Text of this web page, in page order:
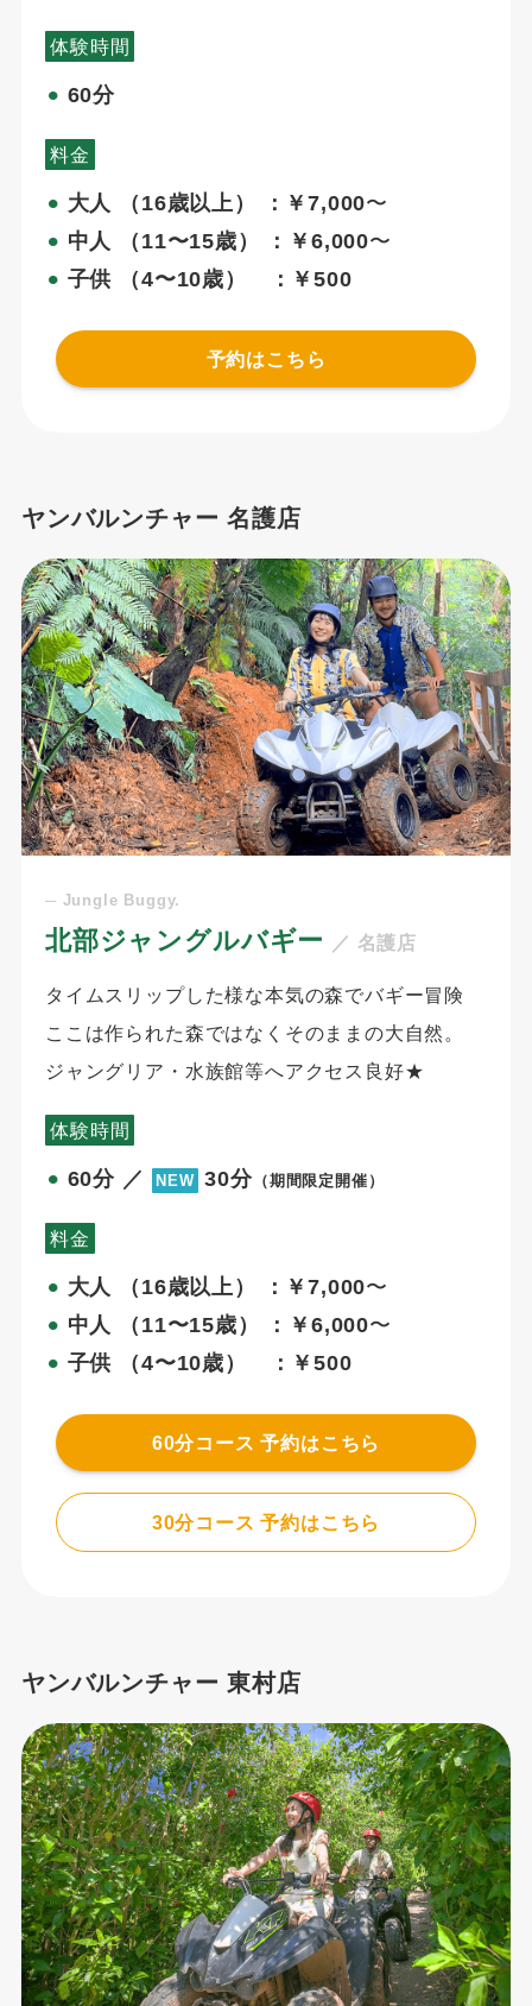
体験時間
⚫︎ 60分
料金
⚫︎ 大人 （16歳以上） ：￥7,000〜
⚫︎ 中人 （11〜15歳） ：￥6,000〜
⚫︎ 子供 （4〜10歳） ：￥500
予約はこちら
ヤンバルンチャー 名護店
─ Jungle Buggy.
北部ジャングルバギー ／ 名護店
タイムスリップした様な本気の森でバギー冒険
ここは作られた森ではなくそのままの大自然。
ジャングリア・水族館等へアクセス良好★
体験時間
⚫︎ 60分 ／ NEW 30分（期間限定開催）
料金
⚫︎ 大人 （16歳以上） ：￥7,000〜
⚫︎ 中人 （11〜15歳） ：￥6,000〜
⚫︎ 子供 （4〜10歳） ：￥500
60分コース 予約はこちら
30分コース 予約はこちら
ヤンバルンチャー 東村店